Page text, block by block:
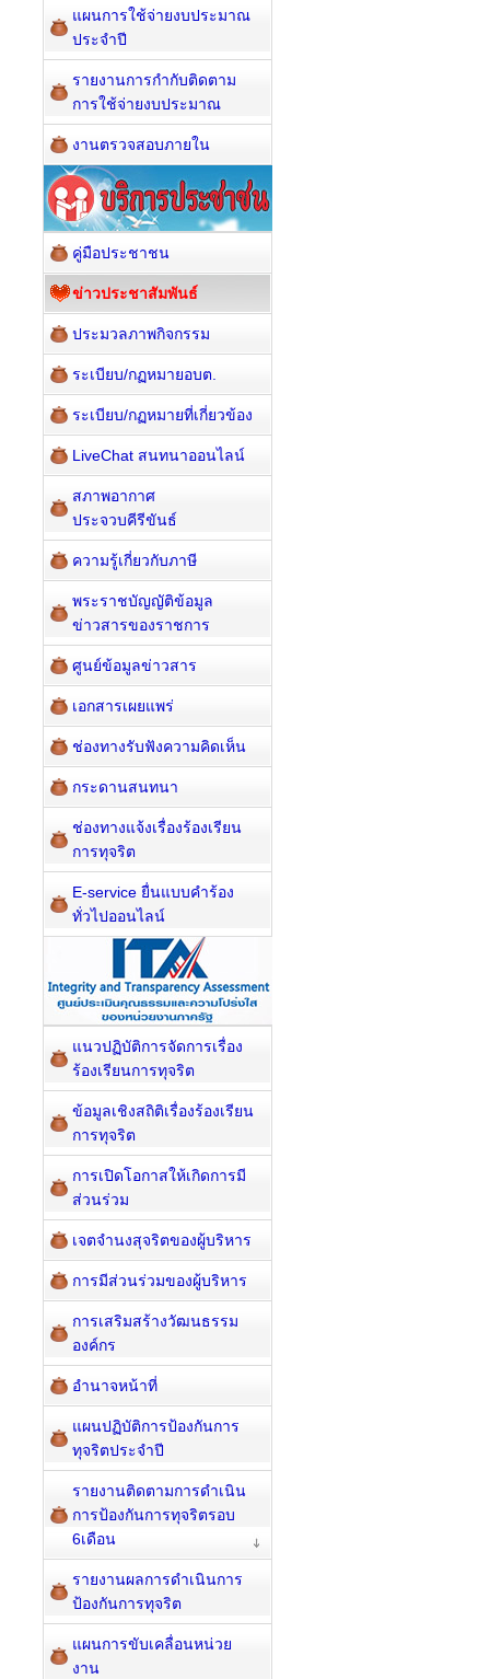
แผนการใช้จ่ายงบประมาณ
ประจำปี
รายงานการกำกับติดตาม
การใช้จ่ายงบประมาณ
งานตรวจสอบภายใน
คู่มือประชาชน
ข่าวประชาสัมพันธ์
ประมวลภาพกิจกรรม
ระเบียบ/กฏหมายอบต.
ระเบียบ/กฏหมายที่เกี่ยวข้อง
LiveChat สนทนาออนไลน์
สภาพอากาศ
ประจวบคีรีขันธ์
ความรู้เกี่ยวกับภาษี
พระราชบัญญัติข้อมูล
ข่าวสารของราชการ
ศูนย์ข้อมูลข่าวสาร
เอกสารเผยแพร่
ช่องทางรับฟังความคิดเห็น
กระดานสนทนา
ช่องทางแจ้งเรื่องร้องเรียน
การทุจริต
E-service ยื่นแบบคำร้อง
ทั่วไปออนไลน์
แนวปฏิบัติการจัดการเรื่อง
ร้องเรียนการทุจริต
ข้อมูลเชิงสถิติเรื่องร้องเรียน
การทุจริต
การเปิดโอกาสให้เกิดการมี
ส่วนร่วม
เจตจำนงสุจริตของผู้บริหาร
การมีส่วนร่วมของผู้บริหาร
การเสริมสร้างวัฒนธรรม
องค์กร
อำนาจหน้าที่
แผนปฏิบัติการป้องกันการ
ทุจริตประจำปี
รายงานติดตามการดำเนิน
การป้องกันการทุจริตรอบ
6เดือน
รายงานผลการดำเนินการ
ป้องกันการทุจริต
แผนการขับเคลื่อนหน่วย
งาน